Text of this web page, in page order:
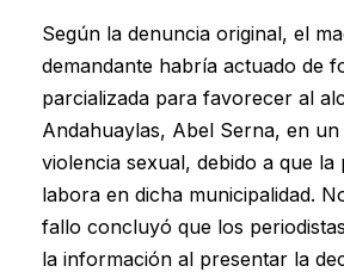
Según la denuncia original, el
demandante habría actuado de
parcializada para favorecer al
Andahuaylas, Abel Serna, en
violencia sexual, debido a que la
labora en dicha municipalidad.
fallo concluyó que los
la información al presentar la